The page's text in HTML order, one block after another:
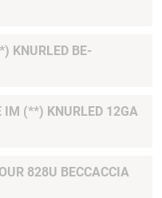
KNURLED BE-
IM (**) KNURLED 12GA
828U BECCACCIA